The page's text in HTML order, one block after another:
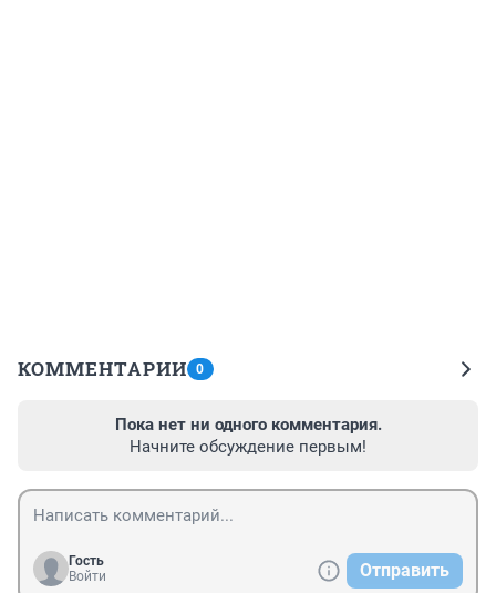
КОММЕНТАРИИ 0
Пока нет ни одного комментария.
Начните обсуждение первым!
Гость
Войти
Отправить